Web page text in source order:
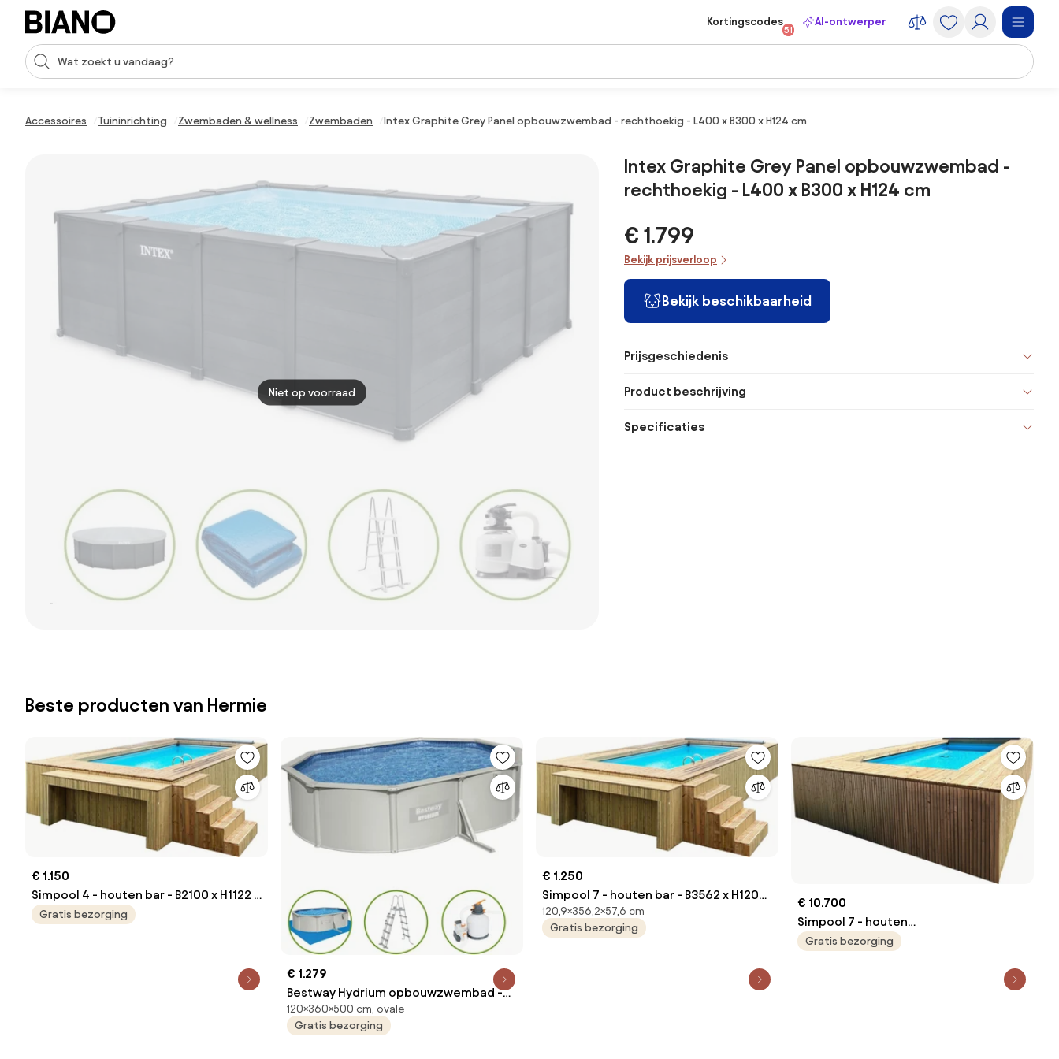
Navigatie overslaan, naar inhoud springen
Zoekopdracht invoeren
Kortingscodes
51
AI-ontwerper
Accessoires Tuininrichting Zwembaden & wellness Zwembaden Intex Graphite Grey Panel opbouwzwembad - rechthoekig - L400 x B300 x H124 cm
Niet op voorraad
Intex Graphite Grey Panel opbouwzwembad -
rechthoekig - L400 x B300 x H124 cm
€ 1.799
Bekijk prijsverloop
Bekijk beschikbaarheid
Prijsgeschiedenis
Product beschrijving
Specificaties
Beste producten van Hermie
€ 1.150
Simpool 4 - houten bar - B2100 x H1122 x
D576 mm
Gratis bezorging
€ 1.279
Bestway Hydrium opbouwzwembad -
ovaal - L500 x B360 x H120 cm - Grijs
model
120×360×500 cm, ovale
Gratis bezorging
€ 1.250
Simpool 7 - houten bar - B3562 x H1209
x D576 mm
120,9×356,2×57,6 cm
Gratis bezorging
€ 10.700
Simpool 7 - houten
zwembadomkadering startpakket -
Gratis bezorging